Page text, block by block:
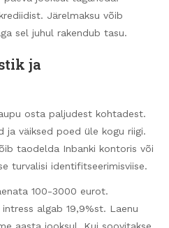
Järelmaksu võib
sel juhul rakendub tasu.
ja
osta paljudest kohtadest.
ja väiksed poed üle kogu riigi.
taodelda Inbanki kontoris või
turvalisi identifitseerimisviise.
100-3000 eurot.
algab 19,9%st. Laenu